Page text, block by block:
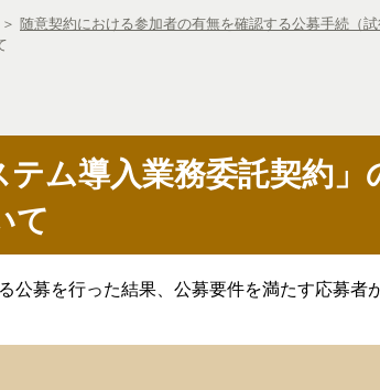
＞ 随意契約における参加者の有無を確認する公募手続（試
テム導入業務委託契約
て
募を行った結果、公募要件を満たす応募者